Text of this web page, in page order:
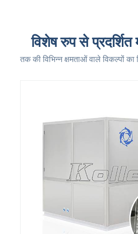
विशेष रुप से
तक की विभिन्न क्षमताओं वाले विकल्पों का